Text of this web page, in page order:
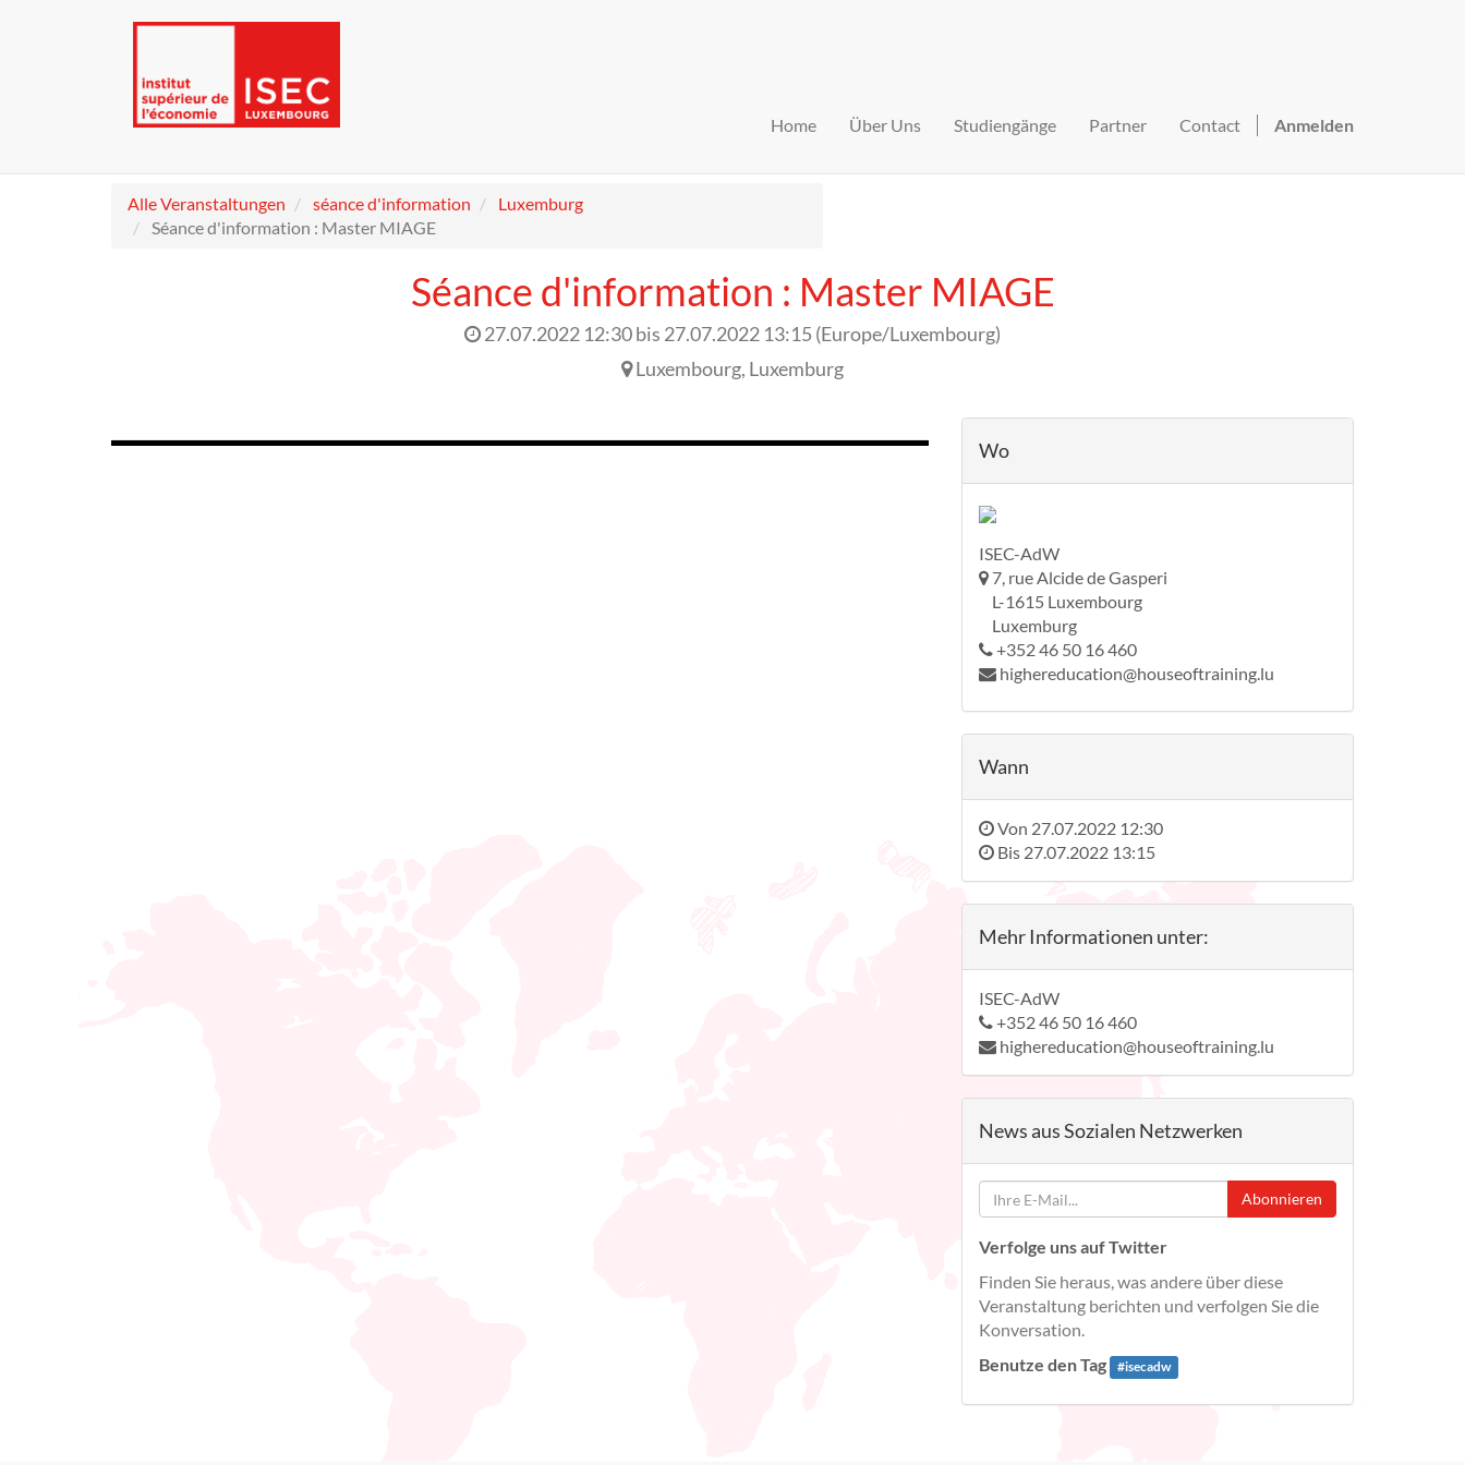
Home Über Uns Studiengänge Partner Contact Anmelden
Alle Veranstaltungen séance d'information
Luxemburg
Séance d'information : Master MIAGE
Séance d'information : Master MIAGE
27.07.2022 12:30bis 27.07.2022 13:15(Europe/Luxembourg)
Luxembourg, Luxemburg
Wo
ISEC-AdW
7, rue Alcide de Gasperi
L-1615 Luxembourg
Luxemburg
+352 46 50 16 460
highereducation@houseoftraining.lu
Wann
Von 27.07.2022 12:30
Bis 27.07.2022 13:15
Mehr Informationen unter:
ISEC-AdW
+352 46 50 16 460
highereducation@houseoftraining.lu
News aus Sozialen Netzwerken
Abonnieren
Verfolge uns auf Twitter
Finden Sie heraus, was andere über diese
Veranstaltung berichten und verfolgen Sie die
Konversation.
Benutze den Tag
#isecadw